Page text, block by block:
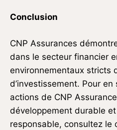
Conclusion
CNP Assurances
dans le secteur financier
environnementaux stricts
d’investissement. Pour
actions de CNP
développement durable
responsable, consultez le